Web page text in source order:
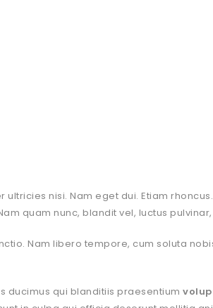
nisi. Nam eget dui. Etiam
quam nunc, blandit vel, luctus
Nam libero tempore, cum soluta
ducimus qui blanditiis praesentium